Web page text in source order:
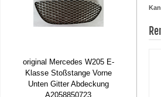
original Mercedes W205 E-
Klasse Stoßstange Vorne
Unten Gitter Abdeckung
A2058850723